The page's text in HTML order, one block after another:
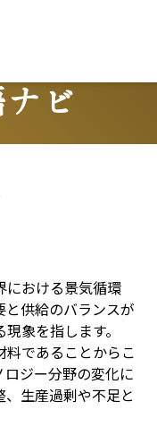
ビ
における景気循環
と供給のバランスが
象を指します。
料であることからこ
ジー分野の変化に
生産過剰や不足と